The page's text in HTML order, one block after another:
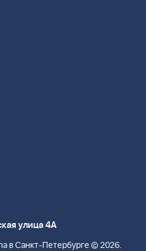
улица 4А
в Санкт-Петербурге © 2026.